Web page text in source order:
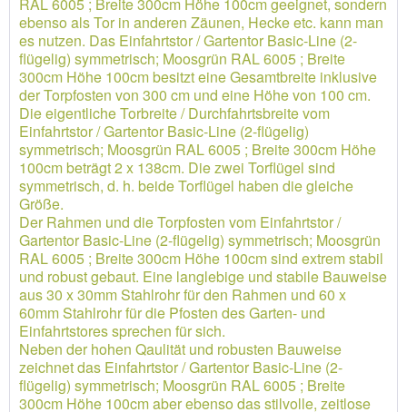
ebenso als Tor in anderen Zäunen, Hecke etc. kann man
es nutzen. Das Einfahrtstor / Gartentor Basic-Line (2-
flügelig) symmetrisch; Moosgrün RAL 6005 ; Breite
300cm Höhe 100cm besitzt eine Gesamtbreite inklusive
der Torpfosten von 300 cm und eine Höhe von 100 cm.
Die eigentliche Torbreite / Durchfahrtsbreite vom
Einfahrtstor / Gartentor Basic-Line (2-flügelig)
symmetrisch; Moosgrün RAL 6005 ; Breite 300cm Höhe
100cm beträgt 2 x 138cm. Die zwei Torflügel sind
symmetrisch, d. h. beide Torflügel haben die gleiche
Größe.
Der Rahmen und die Torpfosten vom Einfahrtstor /
Gartentor Basic-Line (2-flügelig) symmetrisch; Moosgrün
RAL 6005 ; Breite 300cm Höhe 100cm sind extrem stabil
und robust gebaut. Eine langlebige und stabile Bauweise
aus 30 x 30mm Stahlrohr für den Rahmen und 60 x
60mm Stahlrohr für die Pfosten des Garten- und
Einfahrtstores sprechen für sich.
Neben der hohen Qaulität und robusten Bauweise
zeichnet das Einfahrtstor / Gartentor Basic-Line (2-
flügelig) symmetrisch; Moosgrün RAL 6005 ; Breite
300cm Höhe 100cm aber ebenso das stilvolle, zeitlose